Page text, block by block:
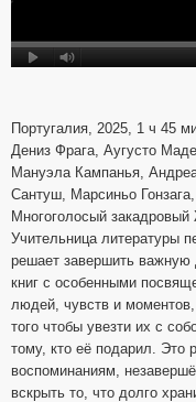
Португалия, 2025, 1 ч 45
Дениз Фрага, Аугусто
Мануэла Кампанья,
Сантуш, Марсиньо
Многоголосый
Учительница литературы
решает завершить важную
книг с особенными
людей, чувств и моментов,
того чтобы увезти их с
тому, кто её подарил. Это
воспоминаниям,
вскрыть то, что долго